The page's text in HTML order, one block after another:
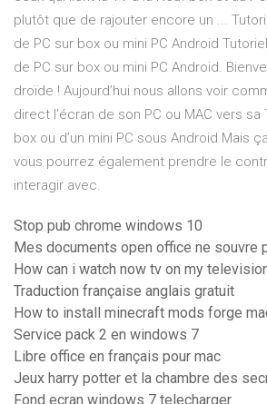
plutôt que de rajouter encore un ...
de PC sur box ou mini PC Android
de PC sur box ou mini PC Android.
droïde ! Aujourd’hui nous allons voir
direct l’écran de son PC ou MAC vers sa
box ou d’un mini PC sous Android.Mais
vous pourrez également prendre le
interagir avec.
Stop pub chrome windows 10
Mes documents open office ne souvre
How can i watch now tv on my
Traduction française anglais gratuit
How to install minecraft mods forge
Service pack 2 en windows 7
Libre office en français pour mac
Jeux harry potter et la chambre des
Fond ecran windows 7 telecharger